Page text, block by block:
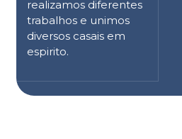
realizamos diferentes
trabalhos e unimos
diversos casais em
espirito.